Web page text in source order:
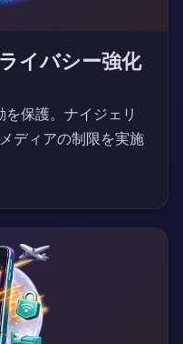
イバシー強化
保護。ナイジェリ
ディアの制限を実施